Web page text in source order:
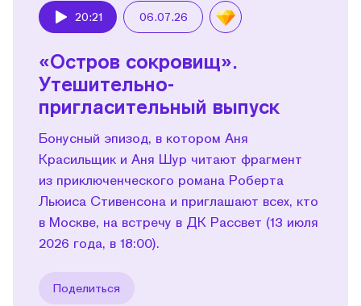
20:21 06.07.26
«Остров сокровищ».
Утешительно-
пригласительный выпуск
Бонусный эпизод, в котором Аня
Красильщик и Аня Шур читают фрагмент
из приключенческого романа Роберта
Льюиса Стивенсона и приглашают всех, кто
в Москве, на встречу в ДК Рассвет (13 июля
2026 года, в 18:00).
Поделиться